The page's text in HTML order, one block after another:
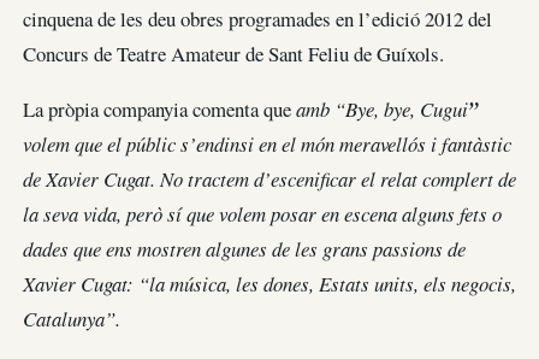
cinquena de les deu obres programades en l’edició 2012 del
Concurs de Teatre Amateur de Sant Feliu de Guíxols.
La pròpia companyia comenta queamb “Bye, bye, Cugui”
volem que el públic s’endinsi en el món meravellós i fantàstic
de Xavier Cugat. No tractem d’escenificar el relat complert de
la seva vida, però sí que volem posar en escena alguns fets o
dades que ens mostren algunes de les grans passions de
Xavier Cugat: “la música, les dones, Estats units, els negocis,
Catalunya”.